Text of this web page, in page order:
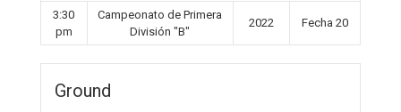
3:30
pm
Campeonato de Primera
División "B"
2022 Fecha 20
Ground